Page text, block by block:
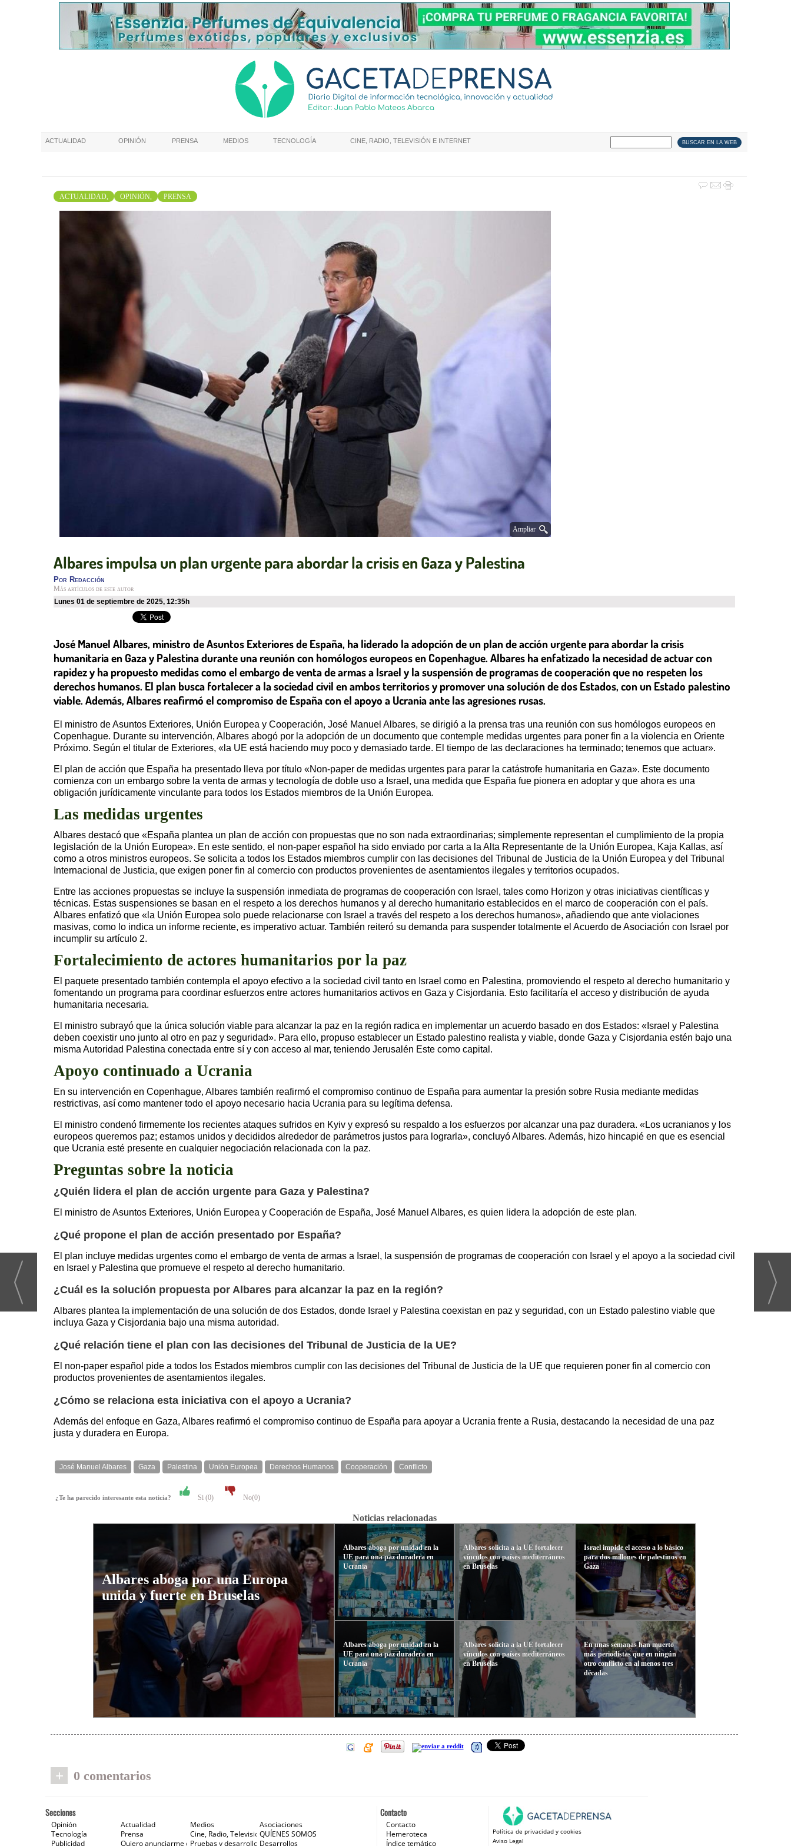
ACTUALIDAD OPINIÓN PRENSA MEDIOS TECNOLOGÍA CINE, RADIO, TELEVISIÓN E INTERNET
ACTUALIDAD, OPINIÓN, PRENSA
Ampliar
Albares impulsa un plan urgente para abordar la crisis en Gaza y Palestina
Por Redacción
Más artículos de este autor
lunes 01 de septiembre de 2025, 12:35h
José Manuel Albares, ministro de Asuntos Exteriores de España, ha liderado la adopción de un plan de acción urgente para abordar la crisis
humanitaria en Gaza y Palestina durante una reunión con homólogos europeos en Copenhague. Albares ha enfatizado la necesidad de actuar con
rapidez y ha propuesto medidas como el embargo de venta de armas a Israel y la suspensión de programas de cooperación que no respeten los
derechos humanos. El plan busca fortalecer a la sociedad civil en ambos territorios y promover una solución de dos Estados, con un Estado palestino
viable. Además, Albares reafirmó el compromiso de España con el apoyo a Ucrania ante las agresiones rusas.
El ministro de Asuntos Exteriores, Unión Europea y Cooperación, José Manuel Albares, se dirigió a la prensa tras una reunión con sus homólogos europeos en
Copenhague. Durante su intervención, Albares abogó por la adopción de un documento que contemple medidas urgentes para poner fin a la violencia en Oriente
Próximo. Según el titular de Exteriores, «la UE está haciendo muy poco y demasiado tarde. El tiempo de las declaraciones ha terminado; tenemos que actuar».
El plan de acción que España ha presentado lleva por título «Non-paper de medidas urgentes para parar la catástrofe humanitaria en Gaza». Este documento
comienza con un embargo sobre la venta de armas y tecnología de doble uso a Israel, una medida que España fue pionera en adoptar y que ahora es una
obligación jurídicamente vinculante para todos los Estados miembros de la Unión Europea.
Las medidas urgentes
Albares destacó que «España plantea un plan de acción con propuestas que no son nada extraordinarias; simplemente representan el cumplimiento de la propia
legislación de la Unión Europea». En este sentido, el non-paper español ha sido enviado por carta a la Alta Representante de la Unión Europea, Kaja Kallas, así
como a otros ministros europeos. Se solicita a todos los Estados miembros cumplir con las decisiones del Tribunal de Justicia de la Unión Europea y del Tribunal
Internacional de Justicia, que exigen poner fin al comercio con productos provenientes de asentamientos ilegales y territorios ocupados.
Entre las acciones propuestas se incluye la suspensión inmediata de programas de cooperación con Israel, tales como Horizon y otras iniciativas científicas y
técnicas. Estas suspensiones se basan en el respeto a los derechos humanos y al derecho humanitario establecidos en el marco de cooperación con el país.
Albares enfatizó que «la Unión Europea solo puede relacionarse con Israel a través del respeto a los derechos humanos», añadiendo que ante violaciones
masivas, como lo indica un informe reciente, es imperativo actuar. También reiteró su demanda para suspender totalmente el Acuerdo de Asociación con Israel por
incumplir su artículo 2.
Fortalecimiento de actores humanitarios por la paz
El paquete presentado también contempla el apoyo efectivo a la sociedad civil tanto en Israel como en Palestina, promoviendo el respeto al derecho humanitario y
fomentando un programa para coordinar esfuerzos entre actores humanitarios activos en Gaza y Cisjordania. Esto facilitaría el acceso y distribución de ayuda
humanitaria necesaria.
El ministro subrayó que la única solución viable para alcanzar la paz en la región radica en implementar un acuerdo basado en dos Estados: «Israel y Palestina
deben coexistir uno junto al otro en paz y seguridad». Para ello, propuso establecer un Estado palestino realista y viable, donde Gaza y Cisjordania estén bajo una
misma Autoridad Palestina conectada entre sí y con acceso al mar, teniendo Jerusalén Este como capital.
Apoyo continuado a Ucrania
En su intervención en Copenhague, Albares también reafirmó el compromiso continuo de España para aumentar la presión sobre Rusia mediante medidas
restrictivas, así como mantener todo el apoyo necesario hacia Ucrania para su legítima defensa.
El ministro condenó firmemente los recientes ataques sufridos en Kyiv y expresó su respaldo a los esfuerzos por alcanzar una paz duradera. «Los ucranianos y los
europeos queremos paz; estamos unidos y decididos alrededor de parámetros justos para lograrla», concluyó Albares. Además, hizo hincapié en que es esencial
que Ucrania esté presente en cualquier negociación relacionada con la paz.
Preguntas sobre la noticia
¿Quién lidera el plan de acción urgente para Gaza y Palestina?
El ministro de Asuntos Exteriores, Unión Europea y Cooperación de España, José Manuel Albares, es quien lidera la adopción de este plan.
¿Qué propone el plan de acción presentado por España?
El plan incluye medidas urgentes como el embargo de venta de armas a Israel, la suspensión de programas de cooperación con Israel y el apoyo a la sociedad civil
en Israel y Palestina que promueve el respeto al derecho humanitario.
¿Cuál es la solución propuesta por Albares para alcanzar la paz en la región?
Albares plantea la implementación de una solución de dos Estados, donde Israel y Palestina coexistan en paz y seguridad, con un Estado palestino viable que
incluya Gaza y Cisjordania bajo una misma autoridad.
¿Qué relación tiene el plan con las decisiones del Tribunal de Justicia de la UE?
El non-paper español pide a todos los Estados miembros cumplir con las decisiones del Tribunal de Justicia de la UE que requieren poner fin al comercio con
productos provenientes de asentamientos ilegales.
¿Cómo se relaciona esta iniciativa con el apoyo a Ucrania?
Además del enfoque en Gaza, Albares reafirmó el compromiso continuo de España para apoyar a Ucrania frente a Rusia, destacando la necesidad de una paz
justa y duradera en Europa.
José Manuel Albares Gaza Palestina Unión Europea Derechos Humanos Cooperación Conflicto
¿Te ha parecido interesante esta noticia? Si (0) No(0)
Noticias relacionadas
Albares aboga por una Europa
unida y fuerte en Bruselas
Albares aboga por unidad en la
UE para una paz duradera en
Ucrania
Albares aboga por unidad en la
UE para una paz duradera en
Ucrania
Albares solicita a la UE fortalecer
vínculos con países mediterráneos
en Bruselas
Albares solicita a la UE fortalecer
vínculos con países mediterráneos
en Bruselas
Israel impide el acceso a lo básico
para dos millones de palestinos en
Gaza
En unas semanas han muerto
más periodistas que en ningún
otro conflicto en al menos tres
décadas
+ 0 comentarios
Contacto
Contacto
Hemeroteca
Índice temático
Política de privacidad y cookies
Aviso Legal
Secciones
Opinión Actualidad Medios
Asociaciones
Tecnología
Prensa Cine, Radio, Televisión e Internet
QUÍENES SOMOS
Publicidad
Quiero anunciarme en Gaceta de Prensa
Pruebas y desarrollosDesarrollos